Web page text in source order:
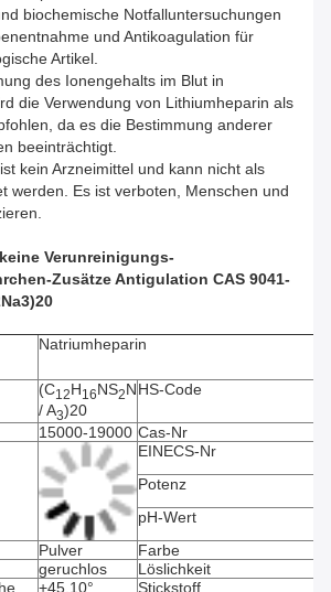
biochemische Notfalluntersuchungen
und Antikoagulation für
Artikel.
des Ionengehalts im Blut in
die Verwendung von Lithiumheparin als
da es die Bestimmung anderer
beeinträchtigt.
kein Arzneimittel und kann nicht als
werden. Es ist verboten, Menschen und
Verunreinigungs-
Zusätze Antigulation CAS 9041-
Natriumheparin
(C12H16NS2N
/ A3)20
HS-Code
15000-19000 Cas-Nr
EINECS-Nr
Potenz
pH-Wert
Pulver Farbe
geruchlos Löslichkeit
+45,10° Stickstoff